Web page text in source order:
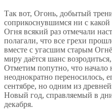
Так вот, Огонь, добытый
соприкоснувшимся ни с
Огня всякий раз отмечали
полагали, что все грехи
вместе с угасшим старым
миру даётся шанс
Отметим попутно, что начало
неоднократно переносилось,
сентябре, но одним из
Новый год, справляемый в
декабря.